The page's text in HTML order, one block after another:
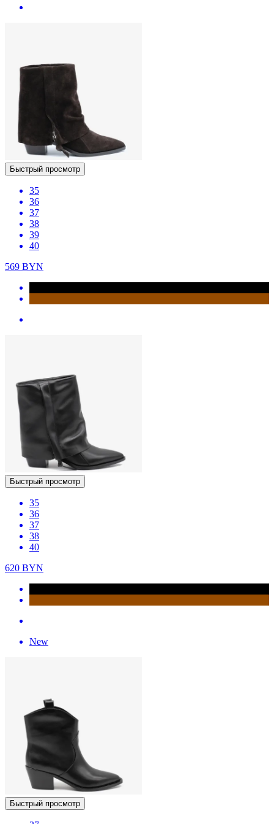
Быстрый просмотр
35
36
37
38
39
40
569 BYN
Быстрый просмотр
35
36
37
38
40
620 BYN
New
Быстрый просмотр